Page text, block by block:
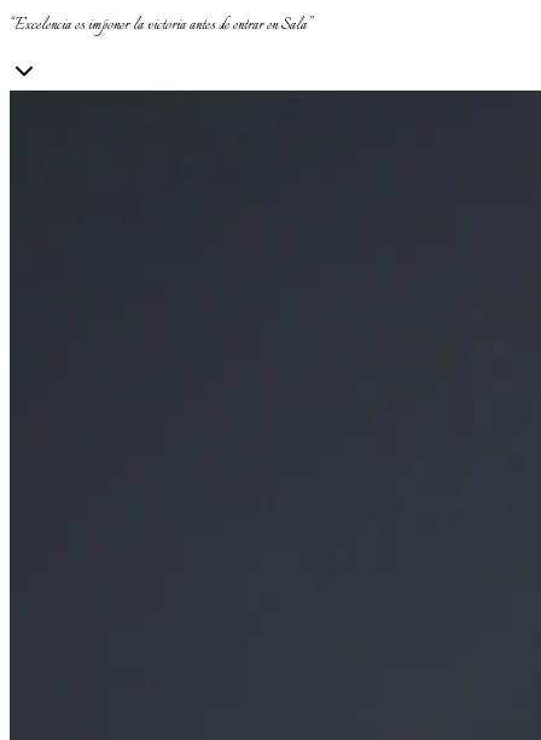
“Excelencia es imponer la victoria antes de entrar en Sala”